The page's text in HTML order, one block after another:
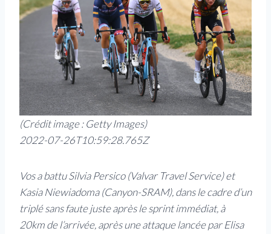
(Crédit image : Getty Images)
2022-07-26T10:59:28.765Z
Vos a battu Silvia Persico (Valvar Travel Service) et
Kasia Niewiadoma (Canyon-SRAM), dans le cadre d’un
triplé sans faute juste après le sprint immédiat, à
20km de l’arrivée, après une attaque lancée par Elisa